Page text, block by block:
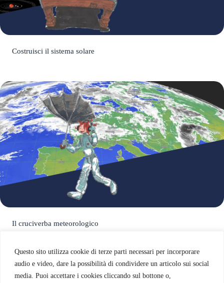
Questo sito utilizza cookie di terze parti necessari per incorporare
audio e video, dare la possibilità di condividere un articolo sui social
media. Puoi accettare i cookies cliccando sul bottone o,
Costruisci il sistema solare
Il cruciverba meteorologico